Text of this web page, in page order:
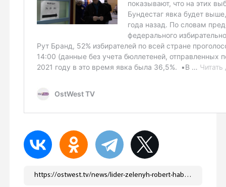
https://ostwest.tv/news/lider-zelenyh-robert-habek-ostanetsya-deputatom-v-bundestage/